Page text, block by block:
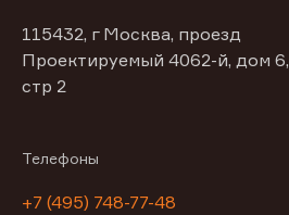
115432, г Москва, проезд
Проектируемый 4062-й, дом 6,
стр 2
Телефоны
+7 (495) 748-77-48